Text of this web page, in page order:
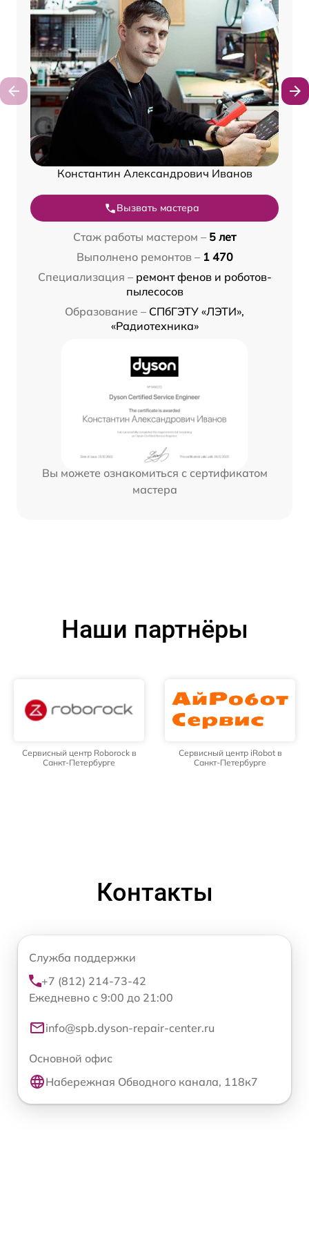
Константин Александрович Иванов
Вызвать мастера
Стаж работы мастером – 5 лет
Выполнено ремонтов – 1 470
Специализация – ремонт фенов и роботов-
пылесосов
Образование – СПбГЭТУ «ЛЭТИ»,
«Радиотехника»
Вы можете ознакомиться с сертификатом
мастера
Наши партнёры
Сервисный центр Roborock в
Санкт-Петербурге
Сервисный центр iRobot в
Санкт-Петербурге
Контакты
Служба поддержки
+7 (812) 214-73-42
Ежедневно с 9:00 до 21:00
info@spb.dyson-repair-center.ru
Основной офис
Набережная Обводного канала, 118к7